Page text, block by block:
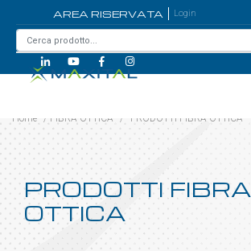
AREA RISERVATA Login
Home / FIBRA OTTICA / PRODOTTI FIBRA OTTICA
PRODOTTI FIBRA
OTTICA